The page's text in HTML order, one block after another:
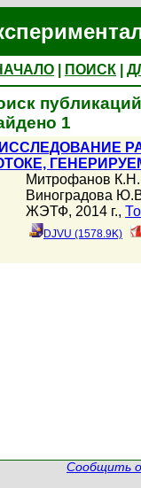
ПОИСК
1
ИССЛЕДОВАНИЕ
Митрофанов К.Н.
Виноградова
ЖЭТФ, 2014 г.,
DJVU (1578.9K)
Сообщить о